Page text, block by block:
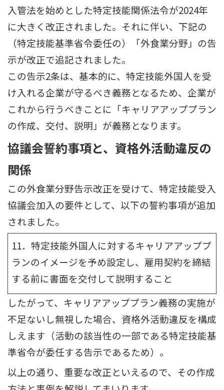
入管法を始めとした特定技能関係法令が2024年
に大きく改正されました。それに伴い、下記の
（特定技能基準省令委任の）「外食業分野」の告
示が改正で追記されました。
この告示2条は、基本的に、特定技能外国人を受
け入れる企業が守るべき義務となるため、企業が
これから行うべきことに「キャリアアッププラン
の作成、交付、説明」が義務となります。
協議会誓約事項と、資格外活動違反の
関係
この外食業分野告示改正を受けて、特定技能受入
協議会加入の要件として、以下の誓約事項が追加
されました。
11．特定技能外国人に対するキャリアアッププ
ランのイメージを予め設定し、雇用契約を締結
する前に書面を交付して説明すること
したがって、キャリアアッププラン義務の実施が
不足ないし無視した場合、資格外活動違反を構成
しえます（活動の該当性の一部である特定技能基
準省令が委任する告示であるため）。
以上の通り、重要な改正といえるので、その作成